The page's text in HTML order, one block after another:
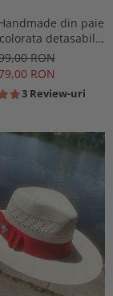
din paie
detasabila
alegere
RON
RON
3 Review-uri